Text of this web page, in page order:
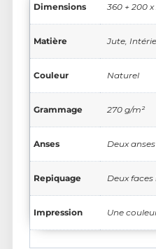
Dimensions 360 + 200
Matière Jute,
Couleur Naturel
Grammage 270 g/m²
Anses Deux
Repiquage Deux
Impression Une